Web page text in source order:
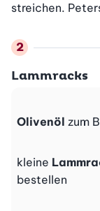
streichen.
Lammracks
Olivenöl zum
kleine
bestellen